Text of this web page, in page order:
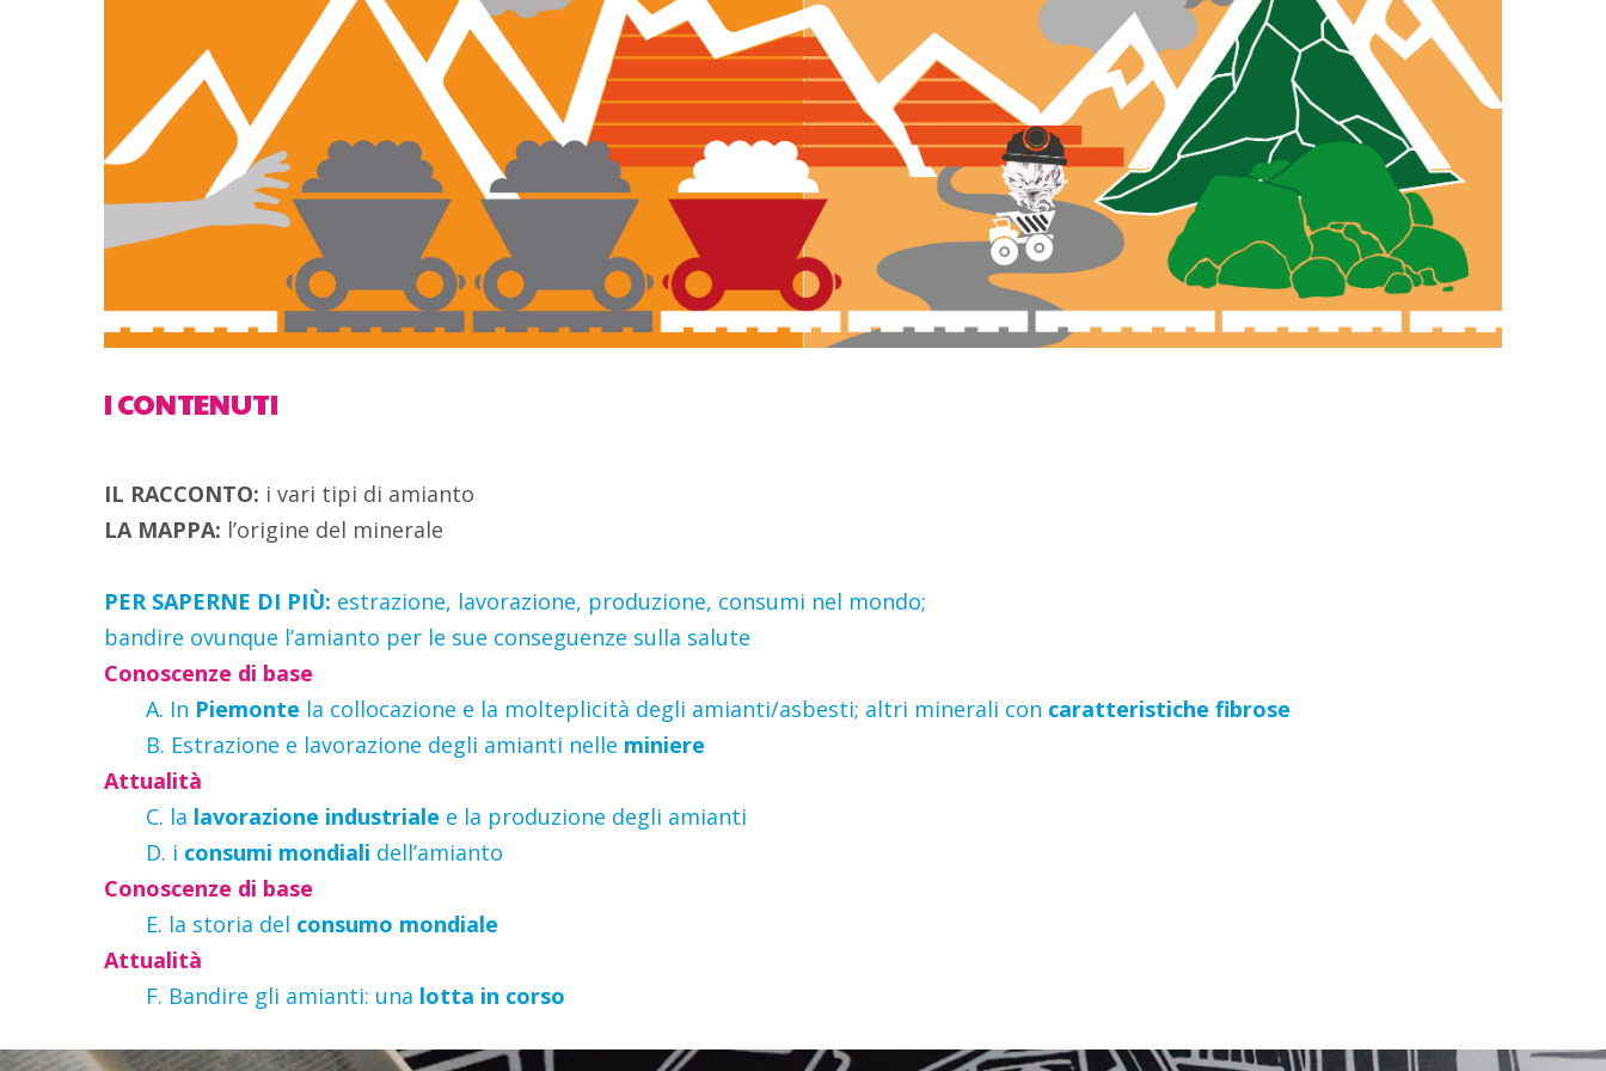
I CONTENUTI
IL RACCONTO: i vari tipi di amianto
LA MAPPA: l’origine del minerale
PER SAPERNE DI PIÙ: estrazione, lavorazione, produzione, consumi nel mondo;
bandire ovunque l’amianto per le sue conseguenze sulla salute
Conoscenze di base
A. In Piemonte la collocazione e la molteplicità degli amianti/asbesti; altri minerali con caratteristiche fibrose
B. Estrazione e lavorazione degli amianti nelle miniere
Attualità
C. la lavorazione industriale e la produzione degli amianti
D. i consumi mondiali dell’amianto
Conoscenze di base
E. la storia del consumo mondiale
Attualità
F. Bandire gli amianti: una lotta in corso